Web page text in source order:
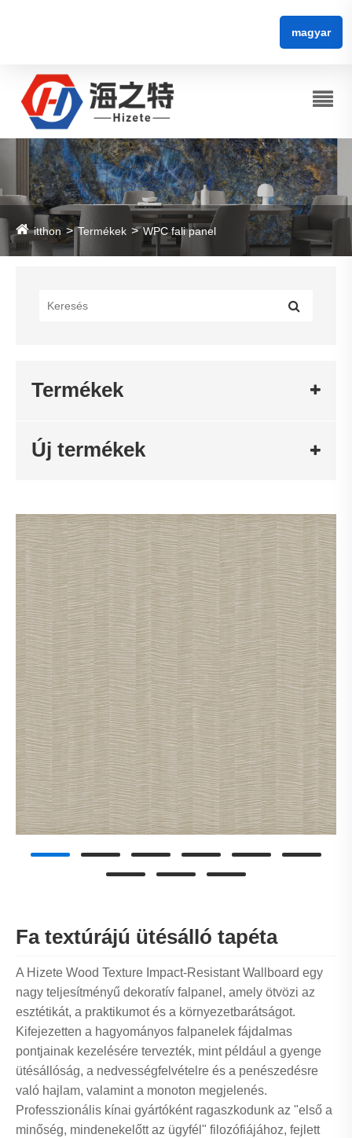
magyar
itthon Termékek WPC fali panel
Termékek
Új termékek
Fa textúrájú ütésálló tapéta
A Hizete Wood Texture Impact-Resistant Wallboard egy
nagy teljesítményű dekoratív falpanel, amely ötvözi az
esztétikát, a praktikumot és a környezetbarátságot.
Kifejezetten a hagyományos falpanelek fájdalmas
pontjainak kezelésére tervezték, mint például a gyenge
ütésállóság, a nedvességfelvételre és a penészedésre
való hajlam, valamint a monoton megjelenés.
Professzionális kínai gyártóként ragaszkodunk az "első a
minőség, mindenekelőtt az ügyfél" filozófiájához, fejlett